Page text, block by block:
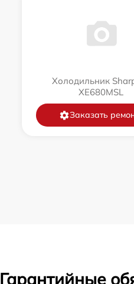
Холодильник
XE680MSL
Заказать
Гарантийные